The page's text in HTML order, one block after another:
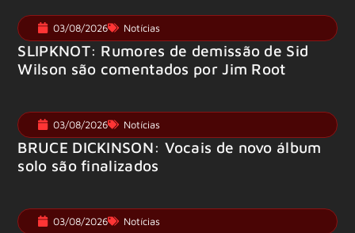
03/08/2026 Notícias
SLIPKNOT: Rumores de demissão de Sid
Wilson são comentados por Jim Root
03/08/2026 Notícias
BRUCE DICKINSON: Vocais de novo álbum
solo são finalizados
03/08/2026 Notícias